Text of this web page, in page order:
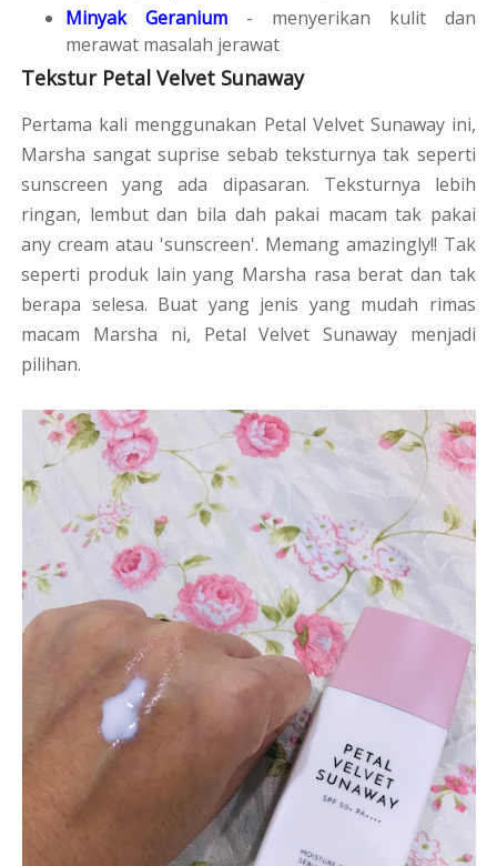
Minyak Geranium - menyerikan kulit dan
merawat masalah jerawat
Tekstur Petal Velvet Sunaway
Pertama kali menggunakan Petal Velvet Sunaway ini,
Marsha sangat suprise sebab teksturnya tak seperti
sunscreen yang ada dipasaran. Teksturnya lebih
ringan, lembut dan bila dah pakai macam tak pakai
any cream atau 'sunscreen'. Memang amazingly!! Tak
seperti produk lain yang Marsha rasa berat dan tak
berapa selesa. Buat yang jenis yang mudah rimas
macam Marsha ni, Petal Velvet Sunaway menjadi
pilihan.